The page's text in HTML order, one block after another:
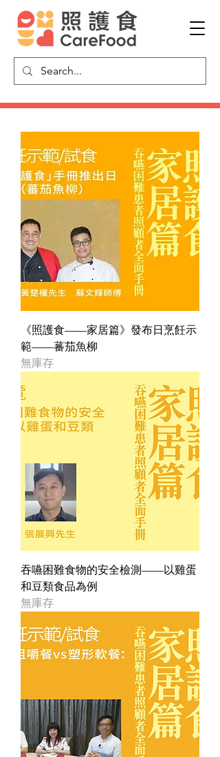
《照護食——家居篇》發布日烹飪示
範——蕃茄魚柳
無庫存
吞嚥困難食物的安全檢測——以雞蛋
和豆類食品為例
無庫存